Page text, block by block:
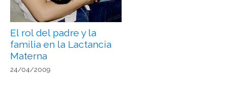
El rol del padre y la
familia en la Lactancia
Materna
24/04/2009